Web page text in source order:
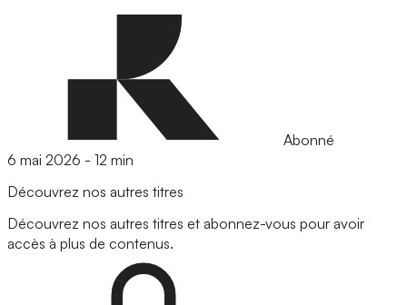
Abonné
6 mai 2026 - 12 min
Découvrez nos autres titres
Découvrez nos autres titres et abonnez-vous pour avoir
accès à plus de contenus.